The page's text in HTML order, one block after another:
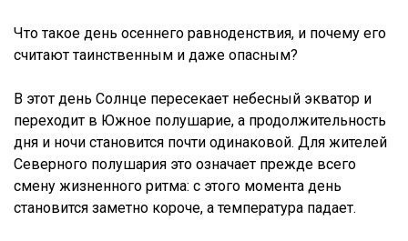
Что такое день осеннего равноденствия, и почему его
считают таинственным и даже опасным?
В этот день Солнце пересекает небесный экватор и
переходит в Южное полушарие, а продолжительность
дня и ночи становится почти одинаковой. Для жителей
Северного полушария это означает прежде всего
смену жизненного ритма: с этого момента день
становится заметно короче, а температура падает.